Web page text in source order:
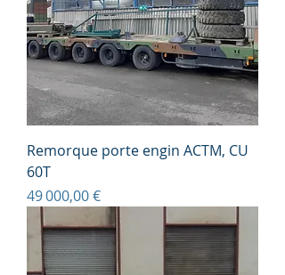
Remorque porte engin ACTM, CU
60T
Prix
49 000,00 €